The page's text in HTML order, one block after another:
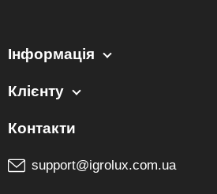
Інформація
Клієнту
support@igrolux.com.ua